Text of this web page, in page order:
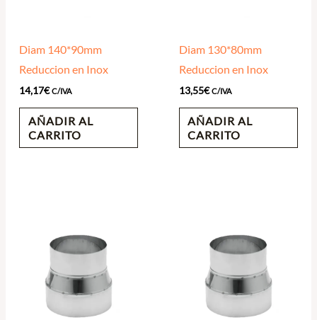
Diam 140*90mm
Reduccion en Inox
14,17€ C/IVA
AÑADIR AL
CARRITO
Diam 130*80mm
Reduccion en Inox
13,55€ C/IVA
AÑADIR AL
CARRITO